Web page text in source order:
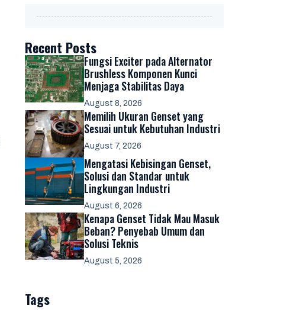
Recent Posts
Fungsi Exciter pada Alternator
Brushless Komponen Kunci
Menjaga Stabilitas Daya
August 8, 2026
Memilih Ukuran Genset yang
Sesuai untuk Kebutuhan Industri
August 7, 2026
Mengatasi Kebisingan Genset,
Solusi dan Standar untuk
Lingkungan Industri
August 6, 2026
Kenapa Genset Tidak Mau Masuk
Beban? Penyebab Umum dan
Solusi Teknis
August 5, 2026
Tags